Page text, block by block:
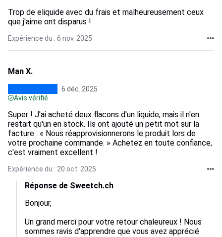
Trop de eliquide avec du frais et malheureusement ceux
que j'aime ont disparus !
Expérience du : 6 nov. 2025
Man X.
6 déc. 2025
Avis vérifié
Super ! J'ai acheté deux flacons d'un liquide, mais il n'en
restait qu'un en stock. Ils ont ajouté un petit mot sur la
facture : « Nous réapprovisionnerons le produit lors de
votre prochaine commande. » Achetez en toute confiance,
c'est vraiment excellent !
Expérience du : 20 oct. 2025
Réponse de Sweetch.ch
Bonjour,
Un grand merci pour votre retour chaleureux ! Nous
sommes ravis d'apprendre que vous avez apprécié